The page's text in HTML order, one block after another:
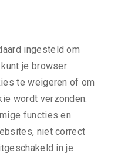
ingesteld om
je browser
te weigeren of om
wordt verzonden.
functies en
niet correct
in je